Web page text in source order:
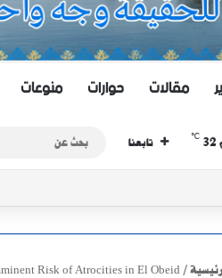
مقالات حوارات منوعات
32
℃
تابعنا
بثنائية في شباك الجاموس
/
Risk of Atrocities in El Obeid